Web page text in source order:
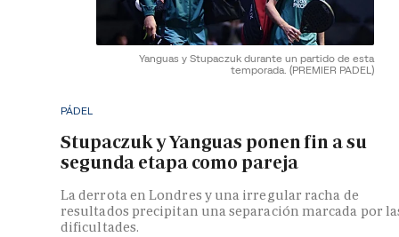
Yanguas y Stupaczuk durante un partido de esta
temporada. (PREMIER PADEL)
PÁDEL
Stupaczuk y Yanguas ponen fin a su
segunda etapa como pareja
La derrota en Londres y una irregular racha de
resultados precipitan una separación marcada por
dificultades.